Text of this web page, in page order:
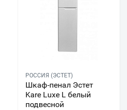
РОССИЯ (ЭСТЕТ)
Шкаф-пенал Эстет
Kare Luxe L белый
подвесной